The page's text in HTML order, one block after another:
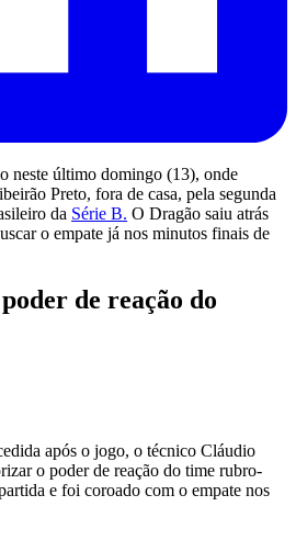
neste último domingo (13), onde
Preto, fora de casa, pela segunda
da Série B. O Dragão saiu atrás
o empate já nos minutos finais de
de reação do
após o jogo, o técnico Cláudio
o poder de reação do time rubro-
e foi coroado com o empate nos